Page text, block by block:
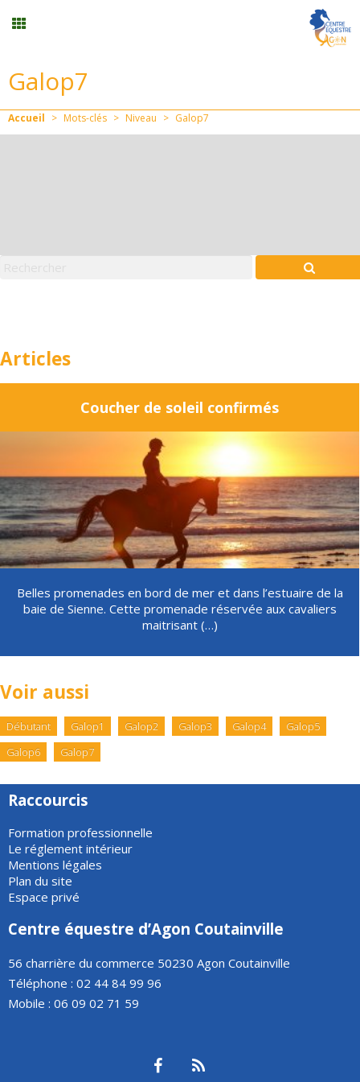
Randonnée
Stages/Animations
Galop7
Accueil > Mots-clés > Niveau > Galop7
Articles
Coucher de soleil confirmés
Belles promenades en bord de mer et dans l’estuaire de la
baie de Sienne. Cette promenade réservée aux cavaliers
maitrisant (…)
Voir aussi
Débutant Galop1 Galop2 Galop3 Galop4
Galop5
Galop6
Galop7
Raccourcis
Formation professionnelle
Le réglement intérieur
Mentions légales
Plan du site
Espace privé
Centre équestre d’Agon Coutainville
56 charrière du commerce 50230 Agon Coutainville
Téléphone : 02 44 84 99 96
Mobile : 06 09 02 71 59